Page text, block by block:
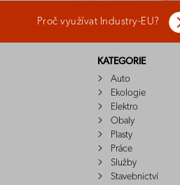
Proč využívat Industry-EU?
KATEGORIE
Auto
Ekologie
Elektro
Obaly
Plasty
Práce
Služby
Stavebnictví